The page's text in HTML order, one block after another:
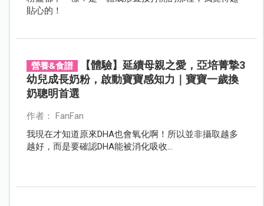
貼心的！
營養&食譜
【體驗】延續母親之愛，亞培菁摯3
幼兒成長奶粉，啟動寶寶感知力｜寶寶一歲換
奶聰明首選
作者： FanFan
我現在才知道原來DHA也會氧化啊！所以並非攝取越多
越好，而是要確認DHA能被消化吸收...